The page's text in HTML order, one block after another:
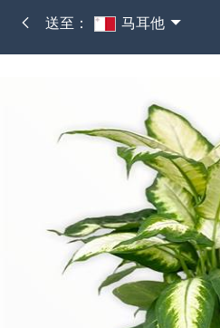
送至： 马耳他